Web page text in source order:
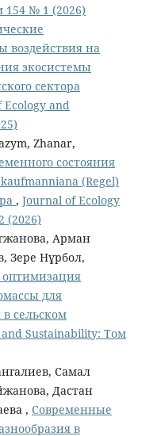
154 № 1 (2026)
воздействия на
экосистемы
сектора
Ecology and
Zhanar,
состояния
(Regel)
, Journal of Ecology
(2026)
Арман
Зере Нұрбол,
оптимизация
для
сельском
Sustainability: Том
Самал
Дастан
, Современные
в